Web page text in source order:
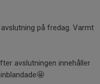
på fredag. Varmt
avslutningen innehåller